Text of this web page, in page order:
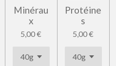
Minérau
x
5,00 €
Protéine
s
5,00 €